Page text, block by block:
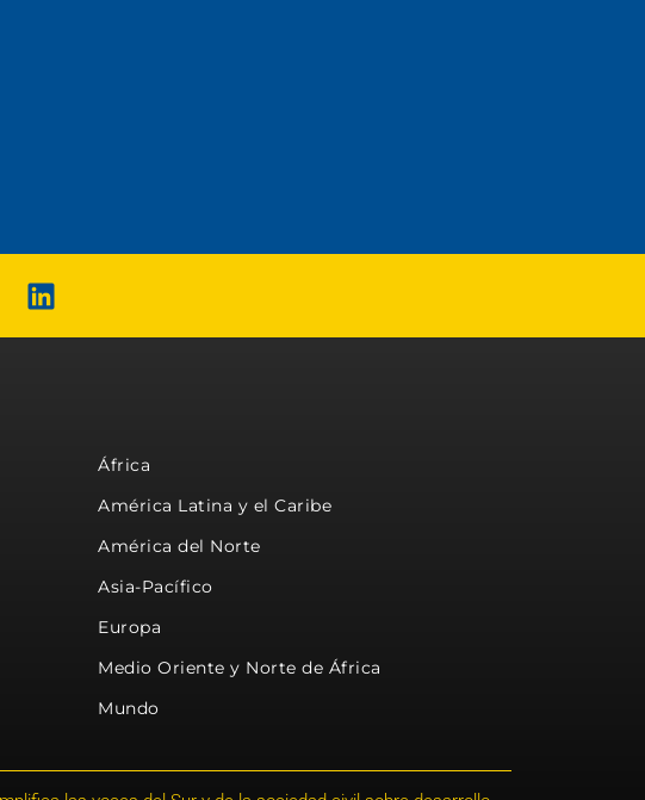
África
América Latina y el Caribe
América del Norte
Asia-Pacífico
Europa
Medio Oriente y Norte de África
Mundo